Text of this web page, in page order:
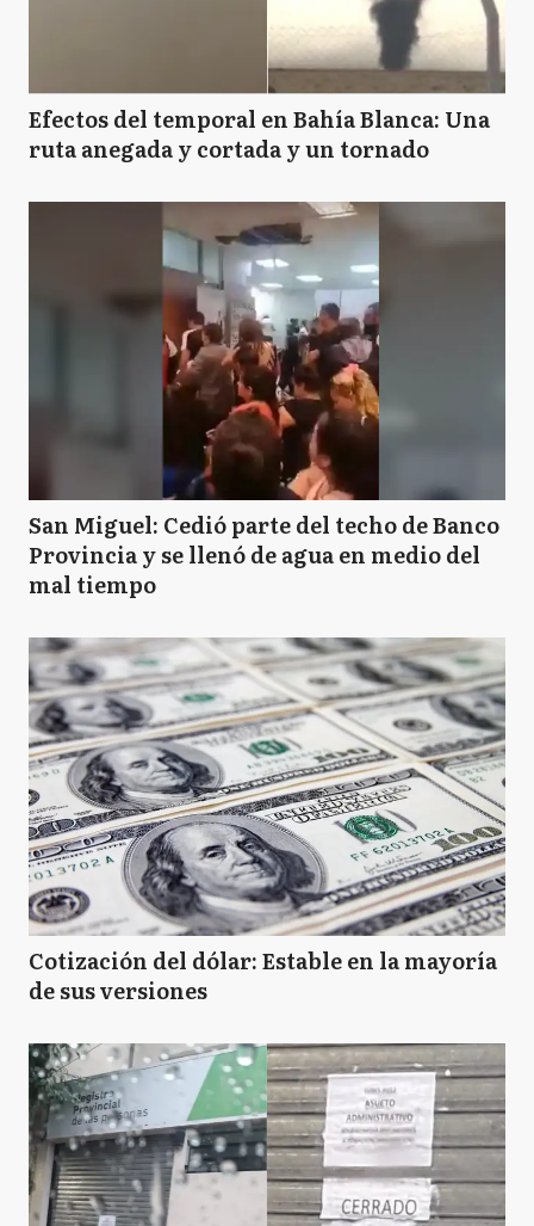
Efectos del temporal en Bahía Blanca: Una
ruta anegada y cortada y un tornado
San Miguel: Cedió parte del techo de Banco
Provincia y se llenó de agua en medio del
mal tiempo
Cotización del dólar: Estable en la mayoría
de sus versiones